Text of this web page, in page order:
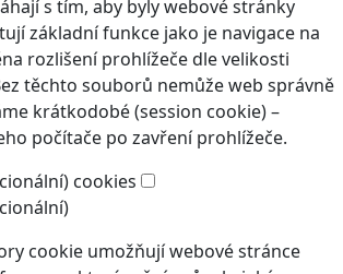
s tím, aby byly webové stránky
základní funkce jako je navigace na
rozlišení prohlížeče dle velikosti
těchto souborů nemůže web správně
krátkodobé (session cookie) –
počítače po zavření prohlížeče.
cookies
cookie umožňují webové stránce